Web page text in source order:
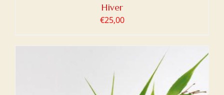
Hiver
€25,00